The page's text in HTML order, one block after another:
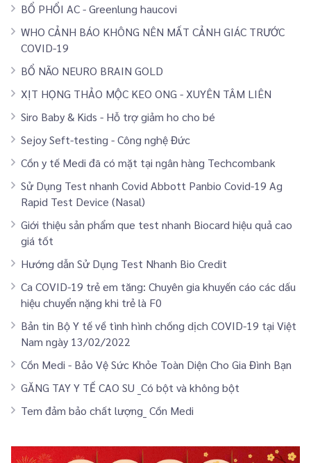
BỔ PHỔI AC - Greenlung haucovi
WHO CẢNH BÁO KHÔNG NÊN MẤT CẢNH GIÁC TRƯỚC
COVID-19
BỔ NÃO NEURO BRAIN GOLD
XỊT HỌNG THẢO MỘC KEO ONG - XUYÊN TÂM LIÊN
Siro Baby & Kids - Hỗ trợ giảm ho cho bé
Sejoy Seft-testing - Công nghệ Đức
Cồn y tế Medi đã có mặt tại ngân hàng Techcombank
Sử Dụng Test nhanh Covid Abbott Panbio Covid-19 Ag
Rapid Test Device (Nasal)
Giới thiệu sản phẩm que test nhanh Biocard hiệu quả cao
giá tốt
Hướng dẫn Sử Dụng Test Nhanh Bio Credit
Ca COVID-19 trẻ em tăng: Chuyên gia khuyến cáo các dấu
hiệu chuyển nặng khi trẻ là F0
Bản tin Bộ Y tế về tình hình chống dịch COVID-19 tại Việt
Nam ngày 13/02/2022
Cồn Medi - Bảo Vệ Sức Khỏe Toàn Diện Cho Gia Đình Bạn
GĂNG TAY Y TẾ CAO SU _Có bột và không bột
Tem đảm bảo chất lượng_ Cồn Medi